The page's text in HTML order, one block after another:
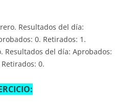
Resultados del día:
0. Retirados: 1.
Resultados del día: Aprobados:
0.